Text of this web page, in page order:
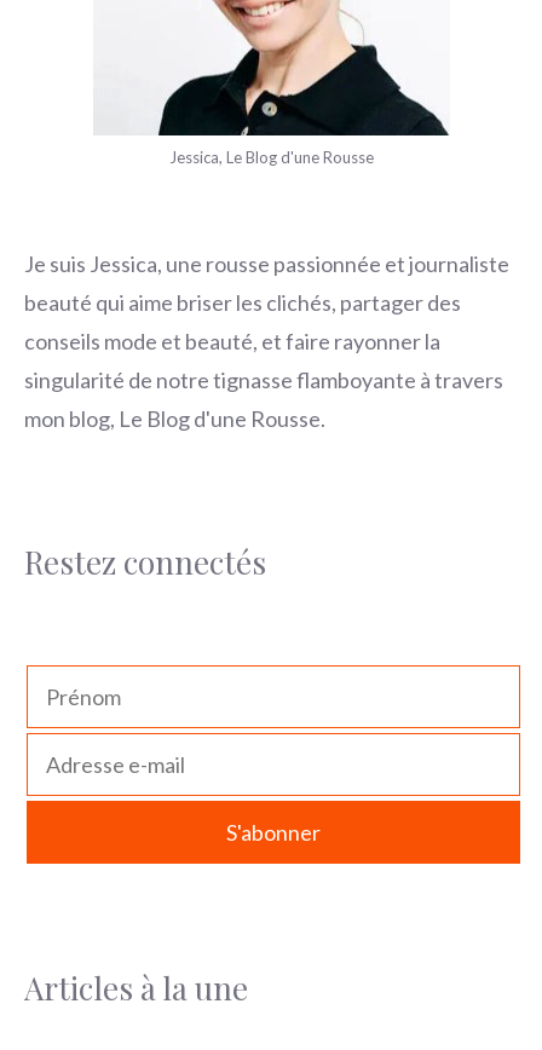
Jessica, Le Blog d'une Rousse
Je suis Jessica, une rousse passionnée et journaliste
beauté qui aime briser les clichés, partager des
conseils mode et beauté, et faire rayonner la
singularité de notre tignasse flamboyante à travers
mon blog, Le Blog d'une Rousse.
Restez connectés
Articles à la une